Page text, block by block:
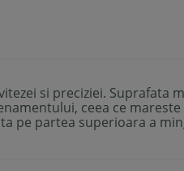
si preciziei. Suprafata
ceea ce
pe partea superioara a